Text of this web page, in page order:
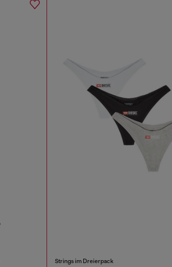
Strings im Dreierpack